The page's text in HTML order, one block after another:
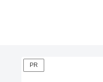
PR